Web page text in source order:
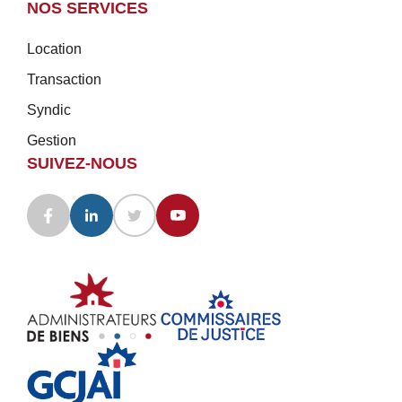
NOS SERVICES
Location
Transaction
Syndic
Gestion
SUIVEZ-NOUS